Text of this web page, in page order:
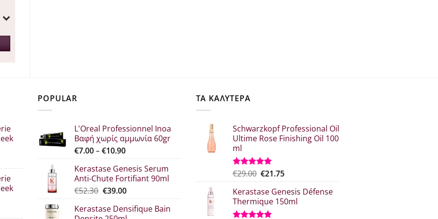
POPULAR
L'Oreal Professionnel Inoa
Βαφή χωρίς αμμωνία 60gr
€7.00–€10.90Price
€7.00
through
€10.90
Kerastase Genesis Serum
Anti-Chute Fortifiant 90ml
€52.30 Original
was:
€39.00Η
τιμή
Kerastase Densifique Bain
ΤΑ ΚΑΛΥΤΕΡΑ
Schwarzkopf Professional Oil
Ultime Rose Finishing Oil 100
ml
Βαθμολογήθηκε
από 5
€29.00 Original
was:
€29.00.
€21.75Η
τιμή
είναι:
Kerastase Genesis Défense
Thermique 150ml